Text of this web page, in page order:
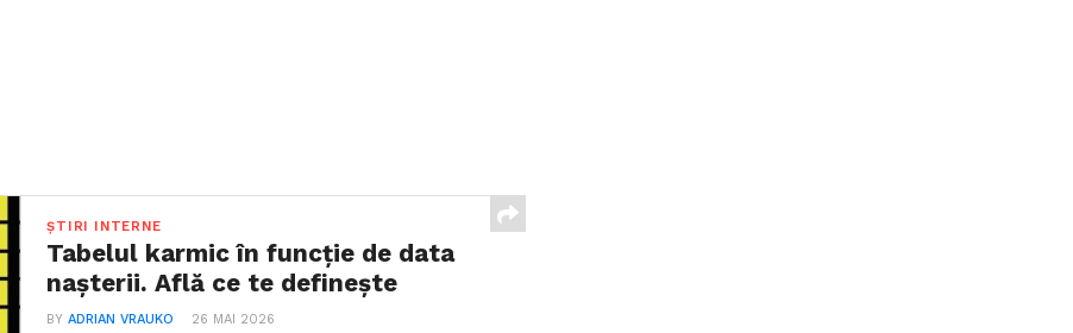
ȘTIRI INTERNE
Tabelul karmic în funcție de data
nașterii. Află ce te definește
BYADRIAN VRAUKO 26 MAI 2026